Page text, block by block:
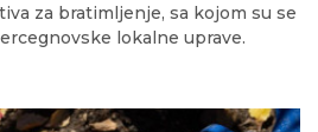
za bratimljenje, sa kojom su se
lokalne uprave.